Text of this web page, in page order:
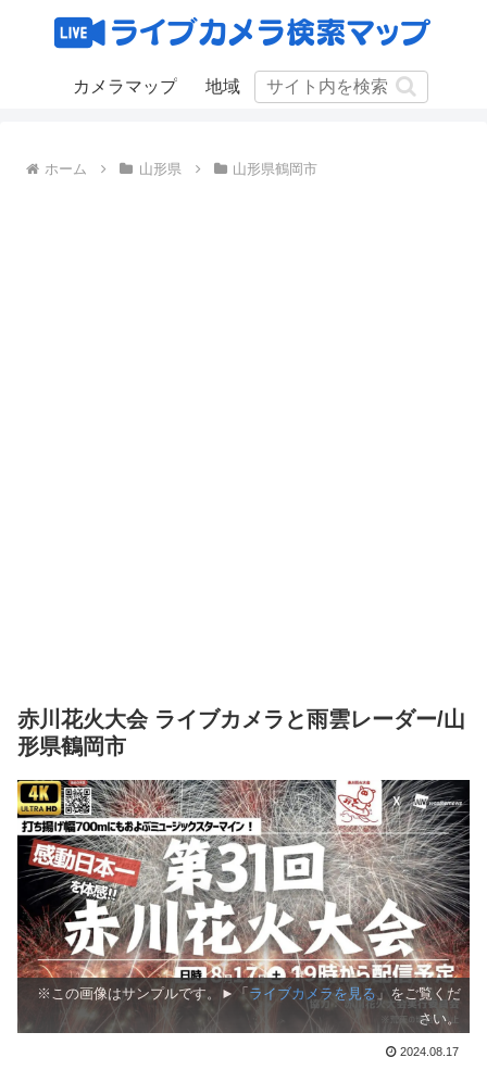
カメラマップ 地域
ホーム 山形県 山形県鶴岡市
赤川花火大会 ライブカメラと雨雲レーダー/山
形県鶴岡市
※この画像はサンプルです。►「 ライブカメラを見る 」をご覧くだ
さい。
2024.08.17